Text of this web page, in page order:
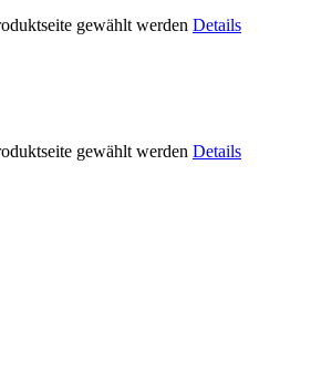
gewählt werden Details
gewählt werden Details